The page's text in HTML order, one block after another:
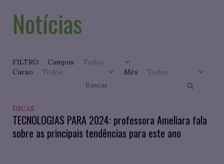
Notícias
FILTRO
Campus
Curso
Mês
DICAS
TECNOLOGIAS PARA 2024: professora Ameliara fala
sobre as principais tendências para este ano